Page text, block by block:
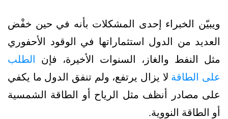
ويبيّن الخبراء إحدى المشكلات بأنه في حين خفْض
العديد من الدول استثماراتها في الوقود الأحفوري
مثل النفط والغاز، السنوات الأخيرة، فإن
الطلب
على الطاقة لا يزال يرتفع، ولم تنفق الدول ما يكفي
على مصادر أنظف مثل الرياح أو الطاقة الشمسية
أو الطاقة النووية.